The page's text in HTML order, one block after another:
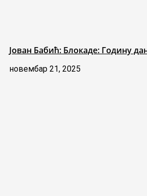
Јован Бабић: Блокаде: Годину
новембар 21, 2025